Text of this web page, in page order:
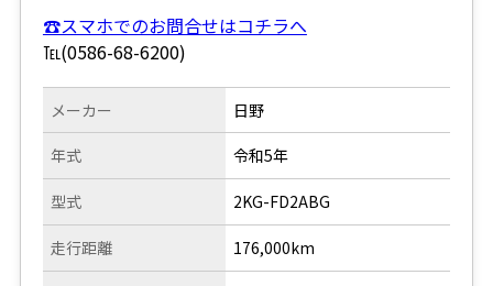
☎スマホでのお問合せはコチラへ
℡(0586-68-6200)
メーカー
年式
型式
走行距離
日野
令和5年
2KG-FD2ABG
176,000km